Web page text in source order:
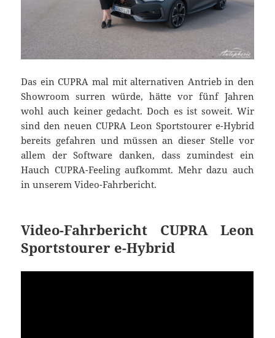
Das ein CUPRA mal mit alternativen Antrieb in den
Showroom surren würde, hätte vor fünf Jahren
wohl auch keiner gedacht. Doch es ist soweit. Wir
sind den neuen CUPRA Leon Sportstourer e-Hybrid
bereits gefahren und müssen an dieser Stelle vor
allem der Software danken, dass zumindest ein
Hauch CUPRA-Feeling aufkommt. Mehr dazu auch
in unserem Video-Fahrbericht.
Video-Fahrbericht CUPRA Leon
Sportstourer e-Hybrid